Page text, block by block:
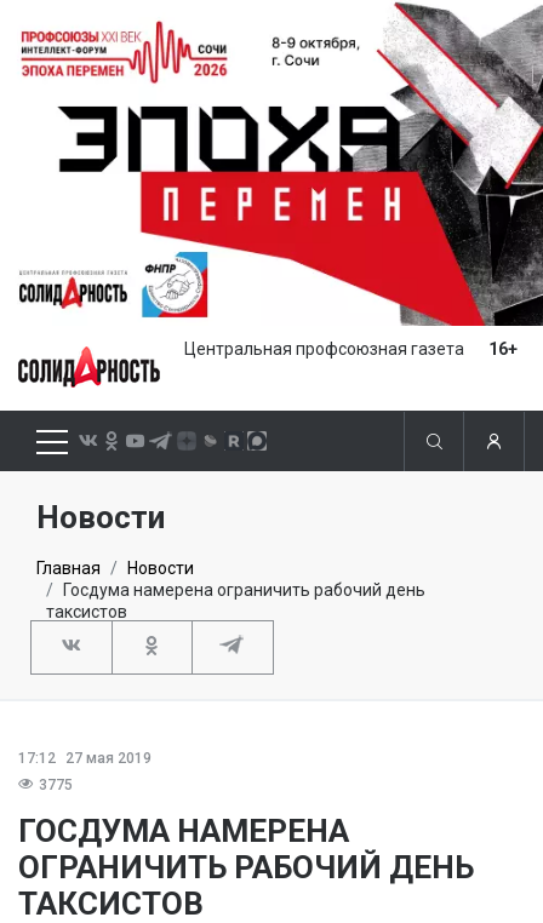
Центральная профсоюзная газета 16+
Новости
Главная
Новости
Госдума намерена ограничить рабочий день
таксистов
17:12
27 мая 2019
3775
ГОСДУМА НАМЕРЕНА
ОГРАНИЧИТЬ РАБОЧИЙ ДЕНЬ
ТАКСИСТОВ